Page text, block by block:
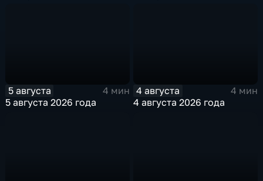
5 августа
4 мин
5 августа 2026 года
4 августа
4 мин
4 августа 2026 года